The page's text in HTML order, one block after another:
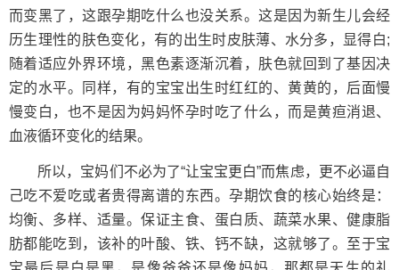
而变黑了，这跟孕期吃什么也没关系。这是因为新生儿会经
历生理性的肤色变化，有的出生时皮肤薄、水分多，显得白;
随着适应外界环境，黑色素逐渐沉着，肤色就回到了基因决
定的水平。同样，有的宝宝出生时红红的、黄黄的，后面慢
慢变白，也不是因为妈妈怀孕时吃了什么，而是黄疸消退、
血液循环变化的结果。
所以，宝妈们不必为了“让宝宝更白”而焦虑，更不必逼自
己吃不爱吃或者贵得离谱的东西。孕期饮食的核心始终是：
均衡、多样、适量。保证主食、蛋白质、蔬菜水果、健康脂
肪都能吃到，该补的叶酸、铁、钙不缺，这就够了。至于宝